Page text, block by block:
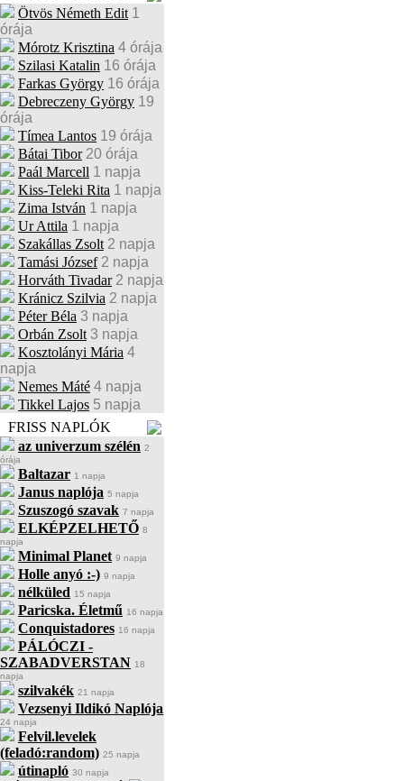
Ötvös Németh Edit 1
órája
Mórotz Krisztina 4 órája
Szilasi Katalin 16 órája
Farkas György 16 órája
Debreczeny György 19
órája
Tímea Lantos 19 órája
Bátai Tibor 20 órája
Paál Marcell 1 napja
Kiss-Teleki Rita 1 napja
Zima István 1 napja
Ur Attila 1 napja
Szakállas Zsolt 2 napja
Tamási József 2 napja
Horváth Tivadar 2 napja
Kránicz Szilvia 2 napja
Péter Béla 3 napja
Orbán Zsolt 3 napja
Kosztolányi Mária 4
napja
Nemes Máté 4 napja
Tikkel Lajos 5 napja
FRISS NAPLÓK
az univerzum szélén 2
órája
Baltazar 1 napja
Janus naplója 5 napja
Szuszogó szavak 7 napja
ELKÉPZELHETŐ 8
napja
Minimal Planet 9 napja
Holle anyó :-) 9 napja
nélküled 15 napja
Paricska. Életmű 16 napja
Conquistadores 16 napja
PÁLÓCZI -
SZABADVERSTAN 18
napja
szilvakék 21 napja
Vezsenyi Ildikó Naplója
24 napja
Felvil.levelek
(feladó:random) 25 napja
útinapló 30 napja